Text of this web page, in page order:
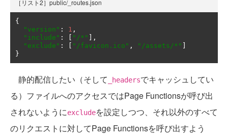
［リスト2］public/_routes.json
{
"version" : 1 ,
"include" : "/*"
],
"exclude" : "/favicon.ico" , "/assets/*"
}
静的配信したい（そして _headersでキャッシュしてい
る）ファイルへのアクセスではPage Functionsが呼び出
されないようにexcludeを設定しつつ、それ以外のすべて
のリクエストに対してPage Functionsを呼び出すよう